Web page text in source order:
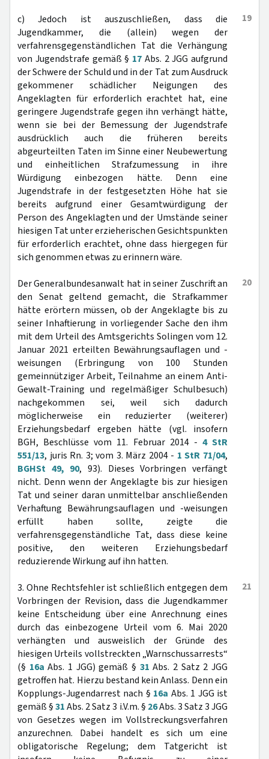
19
c) Jedoch ist auszuschließen, dass die
Jugendkammer, die (allein) wegen der
verfahrensgegenständlichen Tat die Verhängung
von Jugendstrafe gemäß § 17 Abs. 2 JGG aufgrund
der Schwere der Schuld und in der Tat zum Ausdruck
gekommener schädlicher Neigungen des
Angeklagten für erforderlich erachtet hat, eine
geringere Jugendstrafe gegen ihn verhängt hätte,
wenn sie bei der Bemessung der Jugendstrafe
ausdrücklich auch die früheren bereits
abgeurteilten Taten im Sinne einer Neubewertung
und einheitlichen Strafzumessung in ihre
Würdigung einbezogen hätte. Denn eine
Jugendstrafe in der festgesetzten Höhe hat sie
bereits aufgrund einer Gesamtwürdigung der
Person des Angeklagten und der Umstände seiner
hiesigen Tat unter erzieherischen Gesichtspunkten
für erforderlich erachtet, ohne dass hiergegen für
sich genommen etwas zu erinnern wäre.
20
Der Generalbundesanwalt hat in seiner Zuschrift an
den Senat geltend gemacht, die Strafkammer
hätte erörtern müssen, ob der Angeklagte bis zu
seiner Inhaftierung in vorliegender Sache den ihm
mit dem Urteil des Amtsgerichts Solingen vom 12.
Januar 2021 erteilten Bewährungsauflagen und -
weisungen (Erbringung von 100 Stunden
gemeinnütziger Arbeit, Teilnahme an einem Anti-
Gewalt-Training und regelmäßiger Schulbesuch)
nachgekommen sei, weil sich dadurch
möglicherweise ein reduzierter (weiterer)
Erziehungsbedarf ergeben hätte (vgl. insofern
BGH, Beschlüsse vom 11. Februar 2014 - 4 StR
551/13, juris Rn. 3; vom 3. März 2004 - 1 StR 71/04,
BGHSt 49, 90, 93). Dieses Vorbringen verfängt
nicht. Denn wenn der Angeklagte bis zur hiesigen
Tat und seiner daran unmittelbar anschließenden
Verhaftung Bewährungsauflagen und -weisungen
erfüllt haben sollte, zeigte die
verfahrensgegenständliche Tat, dass diese keine
positive, den weiteren Erziehungsbedarf
reduzierende Wirkung auf ihn hatten.
21
3. Ohne Rechtsfehler ist schließlich entgegen dem
Vorbringen der Revision, dass die Jugendkammer
keine Entscheidung über eine Anrechnung eines
durch das einbezogene Urteil vom 6. Mai 2020
verhängten und ausweislich der Gründe des
hiesigen Urteils vollstreckten „Warnschussarrests“
(§ 16a Abs. 1 JGG) gemäß § 31 Abs. 2 Satz 2 JGG
getroffen hat. Hierzu bestand kein Anlass. Denn ein
Kopplungs-Jugendarrest nach § 16a Abs. 1 JGG ist
gemäß §31Abs. 2 Satz 3 i.V.m. § 26Abs. 3 Satz 3 JGG
von Gesetzes wegen im Vollstreckungsverfahren
anzurechnen. Dabei handelt es sich um eine
obligatorische Regelung; dem Tatgericht ist